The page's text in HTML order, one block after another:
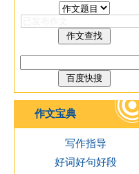
作文宝典
写作指导
好词好句好段